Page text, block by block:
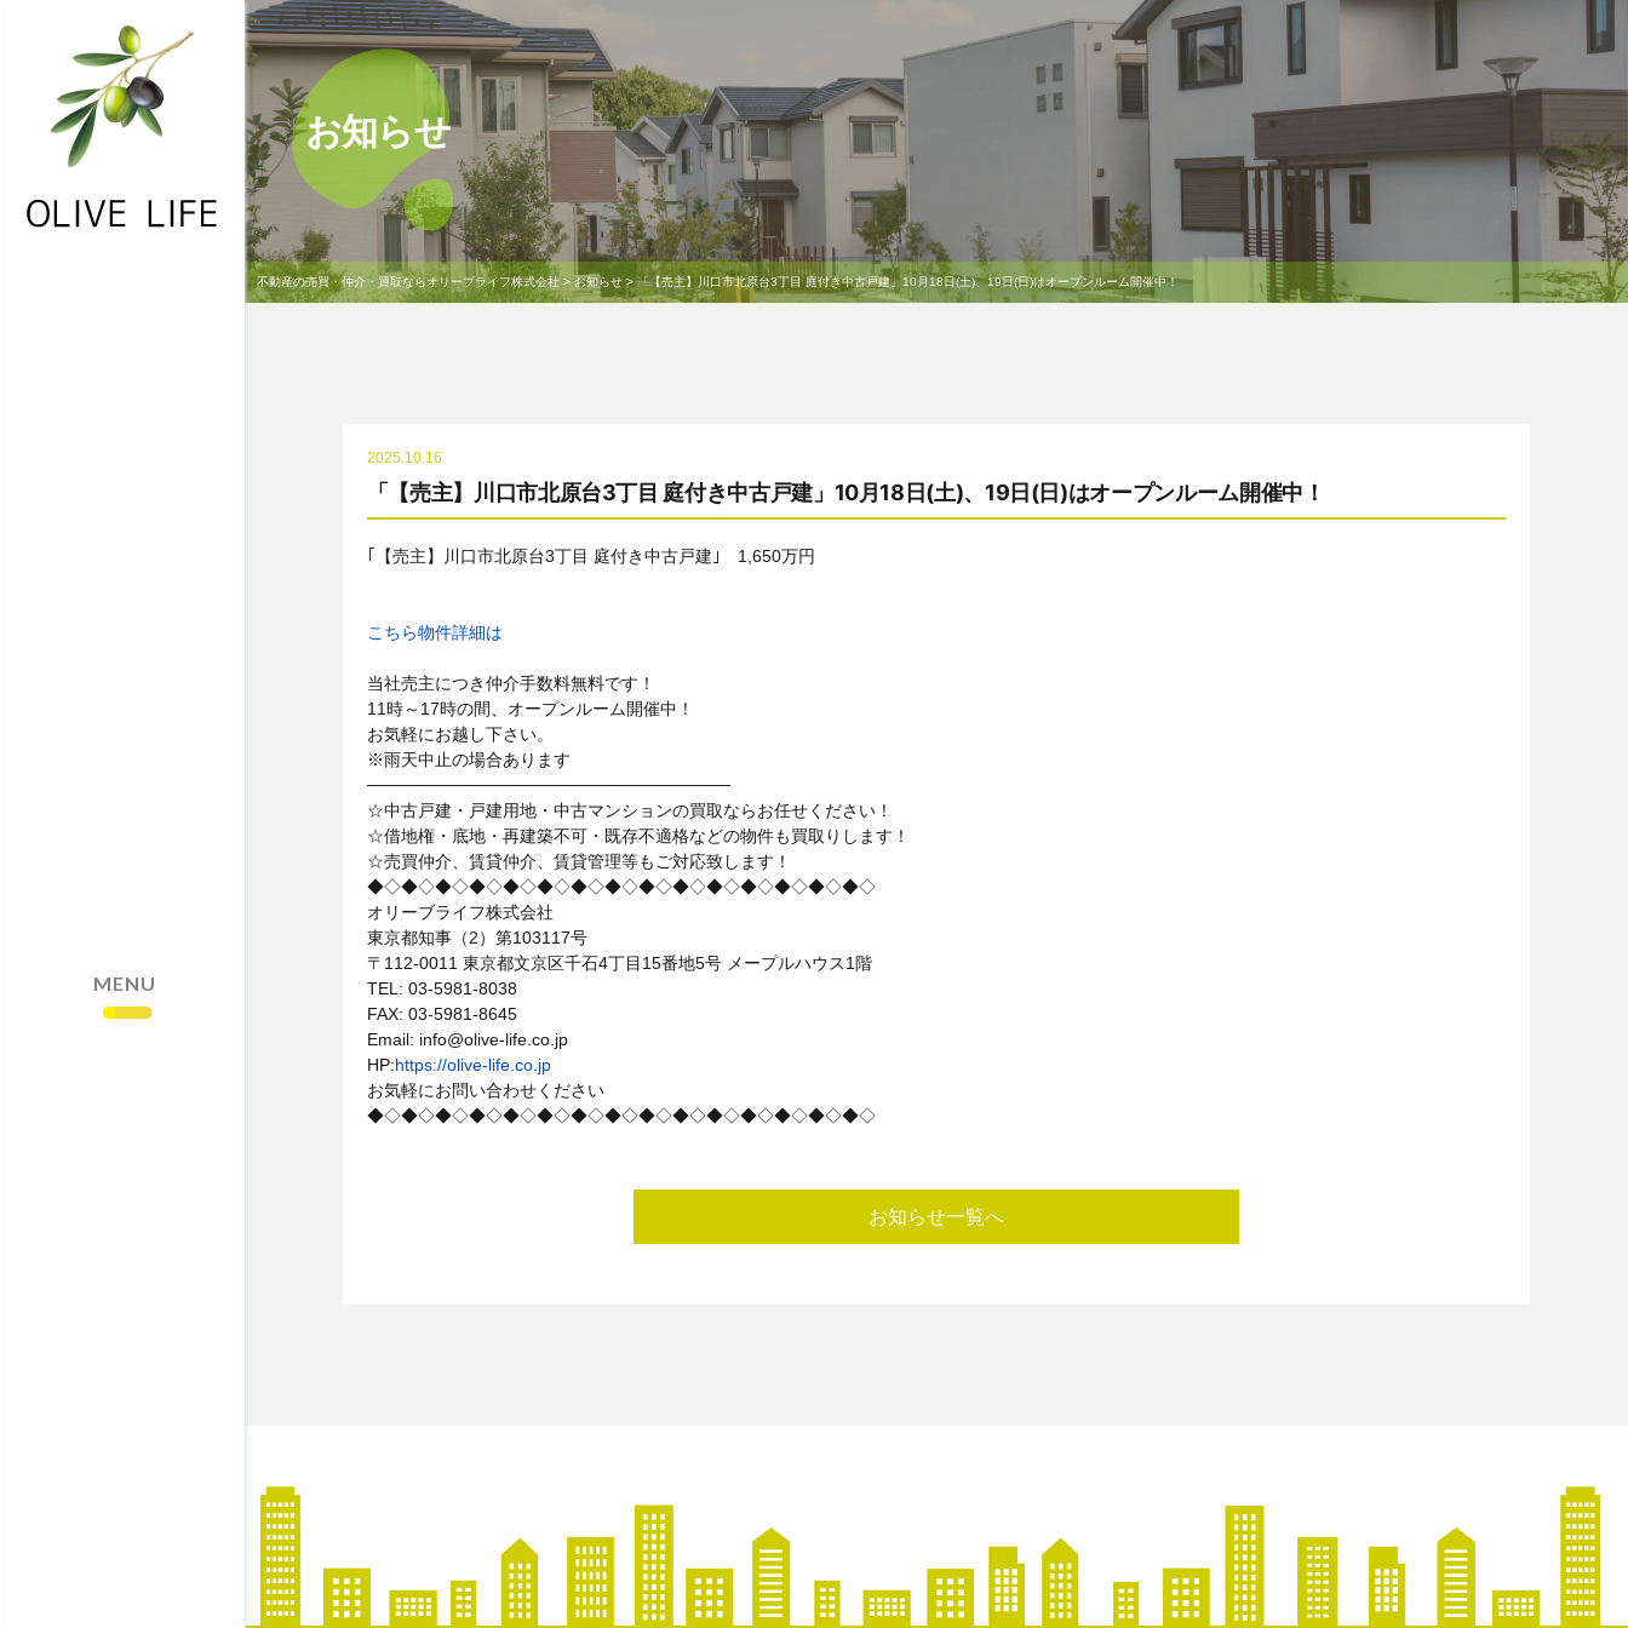
MENU
お知らせ
不動産の売買・仲介・買取ならオリーブライフ株式会社>お知らせ>「【売主】川口市北原台3丁目 庭付き中古戸建」10月18日(土)、19日(日)はオープンルーム開催中！
2025.10.16
「【売主】川口市北原台3丁目 庭付き中古戸建」10月18日(土)、19日(日)はオープンルーム開催中！
｢【売主】川口市北原台3丁目 庭付き中古戸建｣ 1,650万円
こちら物件詳細は
当社売主につき仲介手数料無料です！
11時～17時の間、オープンルーム開催中！
お気軽にお越し下さい。
※雨天中止の場合あります
──────────────────────────────
☆中古戸建・戸建用地・中古マンションの買取ならお任せください！
☆借地権・底地・再建築不可・既存不適格などの物件も買取りします！
☆売買仲介、賃貸仲介、賃貸管理等もご対応致します！
◆◇◆◇◆◇◆◇◆◇◆◇◆◇◆◇◆◇◆◇◆◇◆◇◆◇◆◇◆◇
オリーブライフ株式会社
東京都知事（2）第103117号
〒112-0011 東京都文京区千石4丁目15番地5号 メープルハウス1階
TEL: 03-5981-8038
FAX: 03-5981-8645
Email: info@olive-life.co.jp
HP:https://olive-life.co.jp
お気軽にお問い合わせください
◆◇◆◇◆◇◆◇◆◇◆◇◆◇◆◇◆◇◆◇◆◇◆◇◆◇◆◇◆◇
お知らせ一覧へ